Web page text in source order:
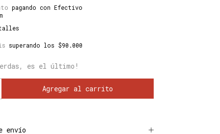
pagando con Efectivo
superando los $90.000
es el último!
envío